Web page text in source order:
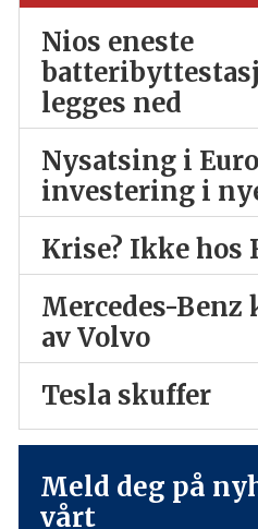
Nios eneste
legges ned
Nysatsing i
investering i
Krise? Ikke hos
Mercedes-
av Volvo
Tesla skuffer
Meld deg på
vårt